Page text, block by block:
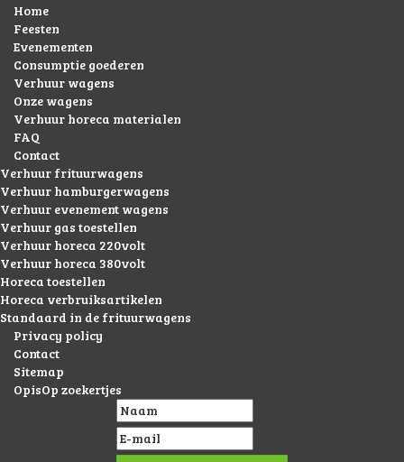
Home
Feesten
Evenementen
Consumptie goederen
Verhuur wagens
Onze wagens
Verhuur horeca materialen
FAQ
Contact
Verhuur frituurwagens
Verhuur hamburgerwagens
Verhuur evenement wagens
Verhuur gas toestellen
Verhuur horeca 220volt
Verhuur horeca 380volt
Horeca toestellen
Horeca verbruiksartikelen
Standaard in de frituurwagens
Privacy policy
Contact
Sitemap
OpisOp zoekertjes